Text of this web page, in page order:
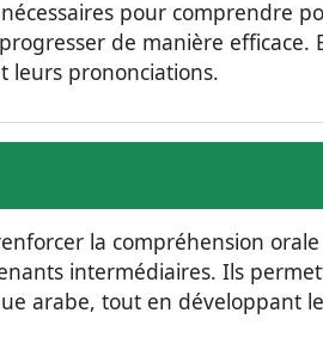
pour comprendre
de manière
leurs prononciations.
la compréhension
intermédiaires. Ils
arabe, tout en développant